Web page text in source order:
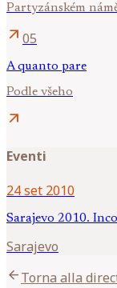
Partyzánském
arrow_outward 05
A quanto pare
Podle všeho
arrow_outward
Eventi
24 set 2010
Sarajevo 2010.
Sarajevo
arrow_backTorna alla